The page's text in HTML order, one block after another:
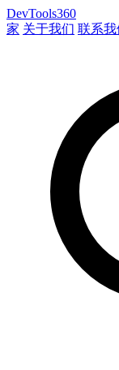
DevTools360
家 关于我们 联系我